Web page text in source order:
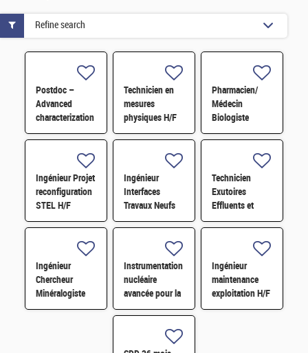
Postdoc –
Advanced
characterization
of the stability
photovoltaic
cells under
illumination
Technicien en
mesures
physiques H/F
Pharmacien/
Médecin
Biologiste
laboratoire de
Médicale H/F
H/F
Ingénieur Projet
reconfiguration
STEL H/F
Ingénieur
Interfaces
Travaux Neufs
STEL H/F
Technicien
Exutoires
Effluents et
Déchets -
Ingénieur
Chercheur
Minéralogiste
H/F
Instrumentation
nucléaire
avancée pour la
mesure
environnement
contraint H/F
Ingénieur
maintenance
exploitation H/F
Refine search